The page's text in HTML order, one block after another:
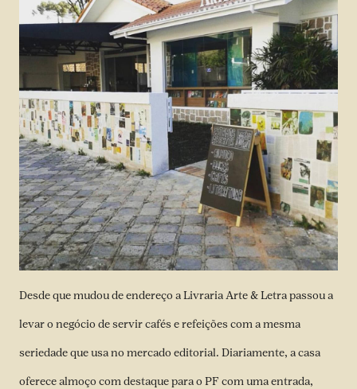
Desde que mudou de endereço a Livraria Arte & Letra passou a
levar o negócio de servir cafés e refeições com a mesma
seriedade que usa no mercado editorial. Diariamente, a casa
oferece almoço com destaque para o PF com uma entrada,